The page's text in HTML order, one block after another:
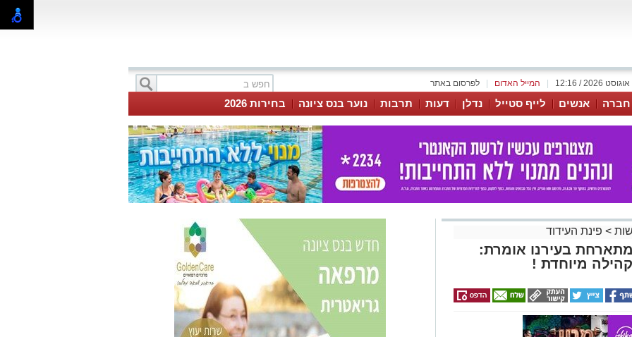
לפרסום באתר המייל האדום
חברה אנשים לייף סטייל נדלן דעות תרבות נוער בנס ציונה בחירות 2026
> פינת העידוד
בעירנו אומרת:
מיוחדת !